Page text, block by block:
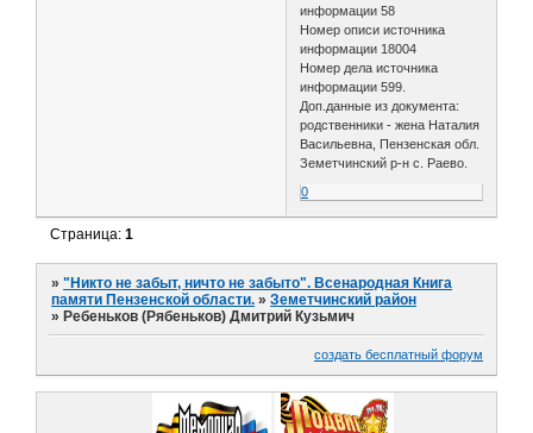
информации 58
Номер описи источника
информации 18004
Номер дела источника
информации 599.
Доп.данные из документа:
родственники - жена Наталия
Васильевна, Пензенская обл.
Земетчинский р-н с. Раево.
0
Страница:1
»"Никто не забыт, ничто не забыто". Всенародная Книга
памяти Пензенской области. »Земетчинский район
» Ребеньков (Рябеньков) Дмитрий Кузьмич
создать бесплатный форум